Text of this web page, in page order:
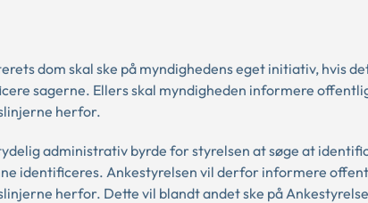
dom skal ske på myndighedens eget initiativ, hvis
sagerne. Ellers skal myndigheden informere
herfor.
administrativ byrde for styrelsen at søge at
identificeres. Ankestyrelsen vil derfor informere
herfor. Dette vil blandt andet ske på